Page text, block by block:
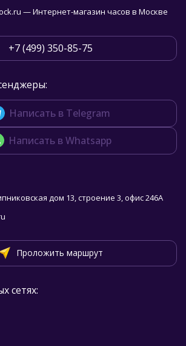
— Интернет-магазин часов в Москве
+7 (499) 350-85-75
Написать в Telegram
Написать в Whatsapp
дом 13, строение 3, офис 246А
Проложить маршрут
сетях: